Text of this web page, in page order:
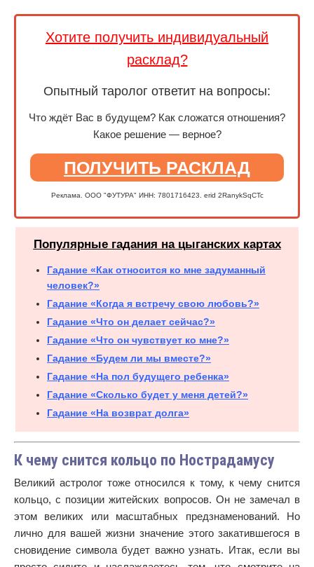
Хотите получить индивидуальный
расклад?
Опытный таролог ответит на вопросы:
Что ждёт Вас в будущем? Как сложатся отношения?
Какое решение — верное?
ПОЛУЧИТЬ РАСКЛАД
Реклама. ООО "ФУТУРА" ИНН: 7801716423. erid 2RanykSqCTc
Популярные гадания на цыганских картах
Гадание «Как относится ко мне задуманный
человек?»
Гадание «Когда я встречу свою любовь?»
Гадание «Что он делает сейчас?»
Гадание «Что он чувствует ко мне?»
Гадание «Будем ли мы вместе?»
Гадание «На пол будущего ребенка»
Гадание «Сколько будет у меня детей?»
Гадание «На возврат долга»
К чему снится кольцо по Нострадамусу
Великий астролог тоже относился к тому, к чему снится
кольцо, с позиции житейских вопросов. Он не замечал в
этом великих или масштабных предзнаменований. Но
лично для вашей жизни значение этого закатившегося в
сновидение символа будет важно узнать. Итак, если вы